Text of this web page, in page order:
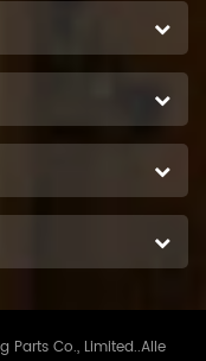
Co., Limited..Alle